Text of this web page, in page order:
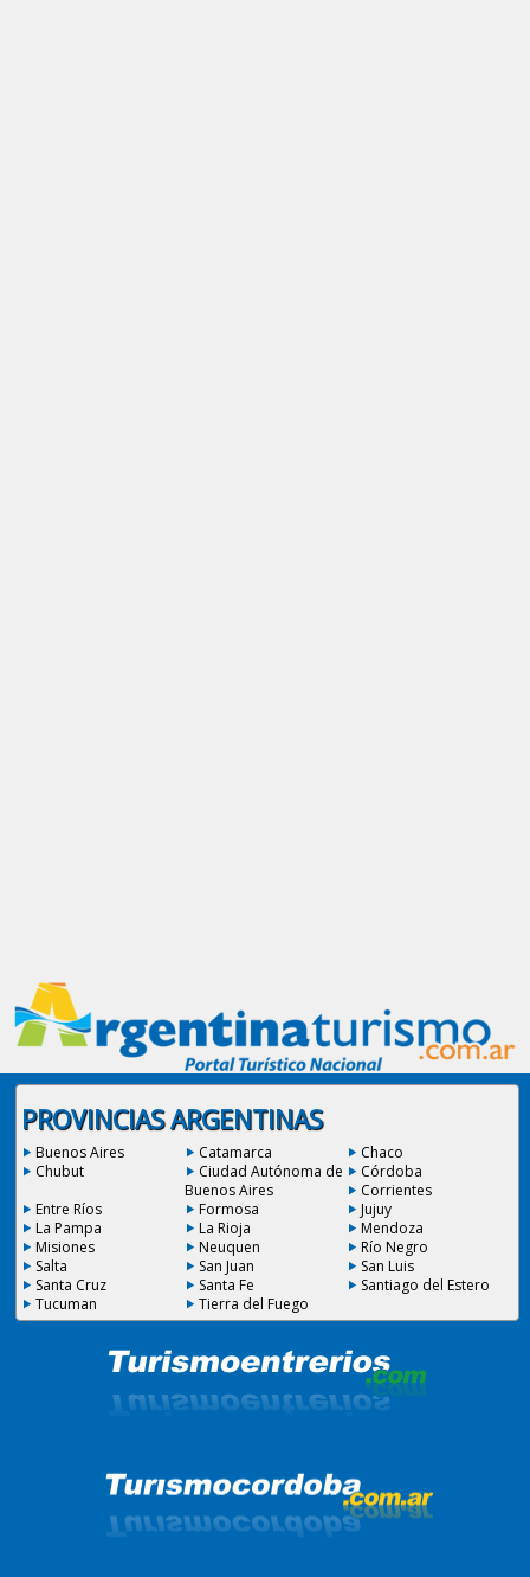
PROVINCIAS ARGENTINAS
Buenos Aires Catamarca
Chaco
Chubut
Ciudad Autónoma de
Buenos Aires
Córdoba
Corrientes
Entre Ríos
Formosa
Jujuy
La Pampa
La Rioja
Mendoza
Misiones
Neuquen
Río Negro
Salta
San Juan
San Luis
Santa Cruz
Santa Fe
Santiago del Estero
Tucuman
Tierra del Fuego